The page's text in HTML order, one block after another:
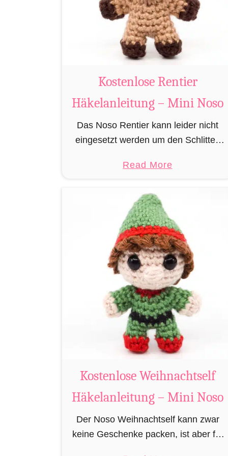
u
m
i
B
b
e
h
ä
Kostenlose Rentier
Häkelanleitung – Mini Noso
Das Noso Rentier kann leider nicht
eingesetzt werden um den Schlitten
besitzt aber wie sein Cousin Rudolf
leider immer als …
Read Morea
t
K
o
s
t
e
n
l
o
s
e
n
t
Kostenlose Weihnachtself
Häkelanleitung – Mini Noso
Der Noso Weihnachtself kann zwar
keine Geschenke packen, ist aber für